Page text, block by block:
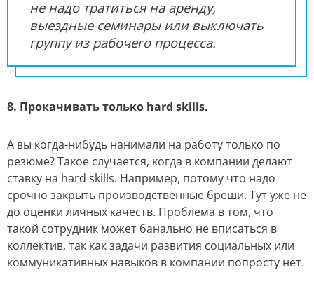
не надо тратиться на аренду,
выездные семинары или выключать
группу из рабочего процесса.
8. Прокачивать только hard skills.
А вы когда-нибудь нанимали на работу только по
резюме? Такое случается, когда в компании делают
ставку на hard skills. Например, потому что надо
срочно закрыть производственные бреши. Тут уже не
до оценки личных качеств. Проблема в том, что
такой сотрудник может банально не вписаться в
коллектив, так как задачи развития социальных или
коммуникативных навыков в компании попросту нет.